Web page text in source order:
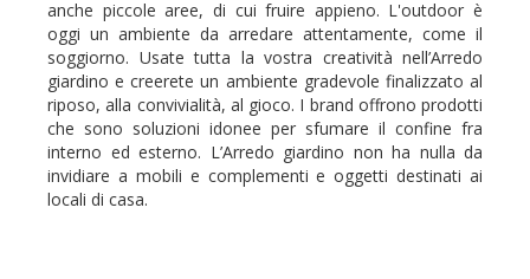
anche piccole aree, di cui fruire appieno. L'outdoor è
oggi un ambiente da arredare attentamente, come il
soggiorno. Usate tutta la vostra creatività nell’Arredo
giardino e creerete un ambiente gradevole finalizzato al
riposo, alla convivialità, al gioco. I brand offrono prodotti
che sono soluzioni idonee per sfumare il confine fra
interno ed esterno. L’Arredo giardino non ha nulla da
invidiare a mobili e complementi e oggetti destinati ai
locali di casa.